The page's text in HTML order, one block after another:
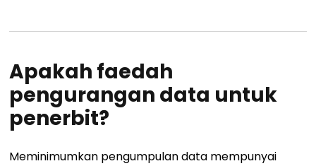
Apakah faedah
pengurangan data untuk
penerbit?
Meminimumkan pengumpulan data mempunyai